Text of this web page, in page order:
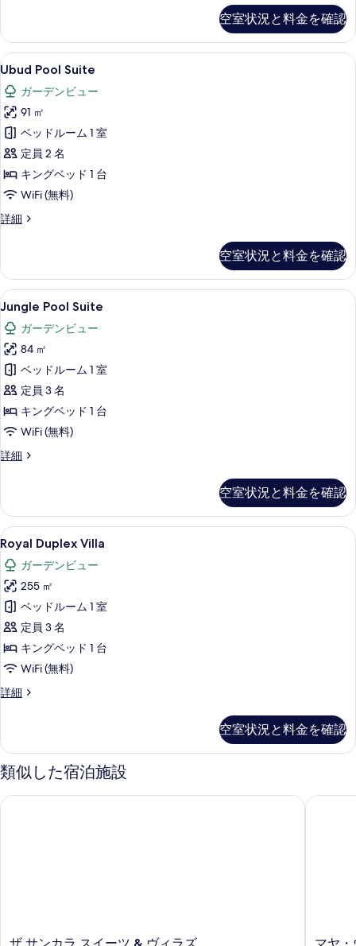
を
表
示
す
る
示
す
る
細
空室状況と料金を確認
Ubud
Pool
Suite
の
す
べ
て
の
写
表
示
す
る
12
Ubud Pool Suite
ガーデンビュー
91 ㎡
ベッドルーム 1 室
定員 2 名
キングベッド 1 台
WiFi (無料)
詳細
Ubud
詳
細
空室状況と料金を確認
Jungle
Pool
Suite
の
す
べ
て
の
写
表
示
す
る
Jungle Pool Suite | 高級寝具、ミニ
9
Jungle Pool Suite
ガーデンビュー
84 ㎡
ベッドルーム 1 室
定員 3 名
キングベッド 1 台
WiFi (無料)
詳細
Jungle
詳
細
空室状況と料金を確認
Royal
Duplex
Villa
の
す
べ
て
の
写
表
示
す
Royal Duplex Villa | 高級寝具、ミニ
11
Royal Duplex Villa
ガーデンビュー
255 ㎡
ベッドルーム 1 室
定員 3 名
キングベッド 1 台
WiFi (無料)
詳細
Royal
詳
細
空室状況と料金を確認
類似した宿泊施設
ザ
ザ サンカラ スイーツ & ヴィラズ
マ
マヤ・